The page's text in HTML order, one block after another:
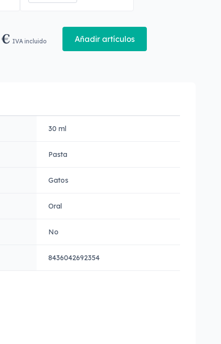
IVA incluido Añadir artículos
30 ml
Pasta
Gatos
Oral
No
8436042692354